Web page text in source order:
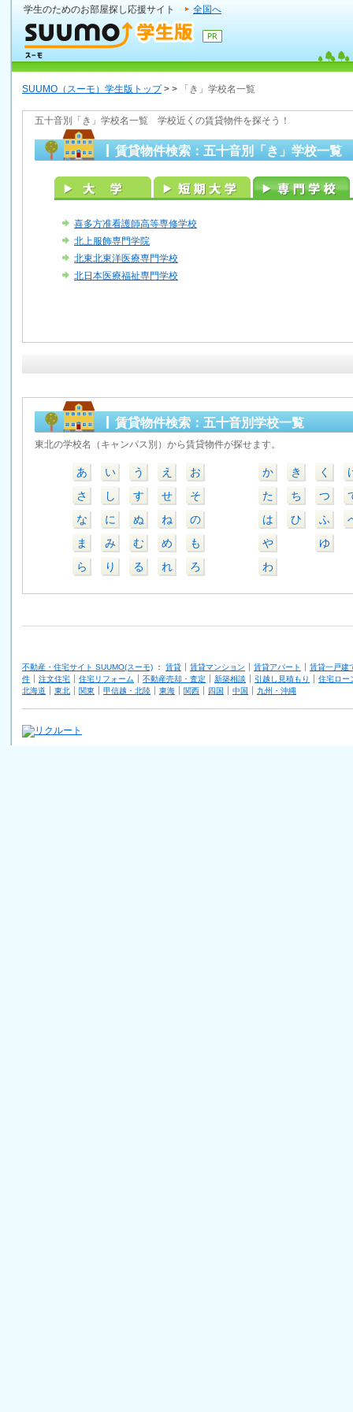
学生のためのお部屋探し応援サイト 全国へ
SUUMO（スーモ）学生版トップ> > 「き」学校名一覧
五十音別「き」学校名一覧 学校近くの賃貸物件を探そう！
賃貸物件検索：五十音別「き」学校一覧
喜多方准看護師高等専修学校
北上服飾専門学院
北東北東洋医療専門学校
北日本医療福祉専門学校
賃貸物件検索：五十音別学校一覧
東北の学校名（キャンパス別）から賃貸物件が探せます。
あ い う え
お
さ
し す せ
そ
な
に ぬ ね
の
ま
み む め
も
ら
り る れ ろ
か き く
た
ち つ
は
ひ ふ
や
ゆ
わ
不動産・住宅サイト SUUMO(スーモ) ： 賃貸 賃貸マンション 賃貸アパート
賃貸一戸建
件
注文住宅 住宅リフォーム 不動産売却・査定 新築相談 引越し見積もり
住宅ロー
北海道
東北 関東 甲信越・北陸 東海 関西 四国 中国 九州・沖縄